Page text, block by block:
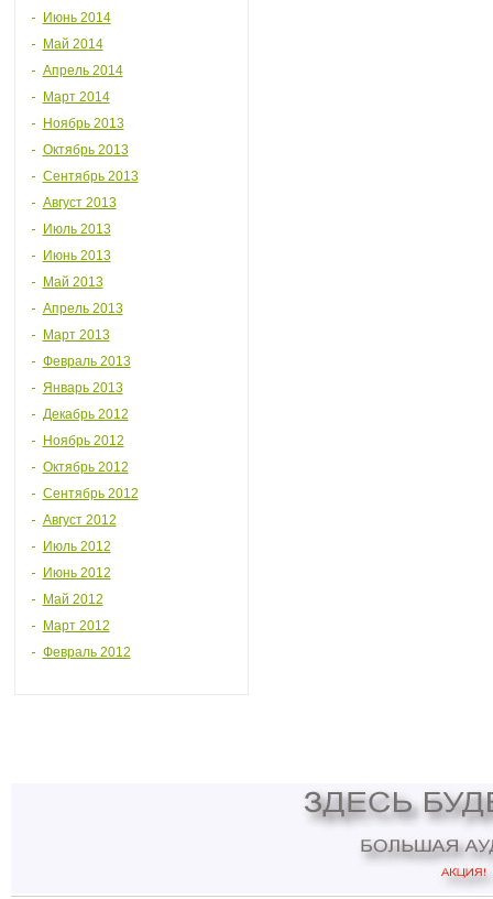
Июнь 2014
Май 2014
Апрель 2014
Март 2014
Ноябрь 2013
Октябрь 2013
Сентябрь 2013
Август 2013
Июль 2013
Июнь 2013
Май 2013
Апрель 2013
Март 2013
Февраль 2013
Январь 2013
Декабрь 2012
Ноябрь 2012
Октябрь 2012
Сентябрь 2012
Август 2012
Июль 2012
Июнь 2012
Май 2012
Март 2012
Февраль 2012